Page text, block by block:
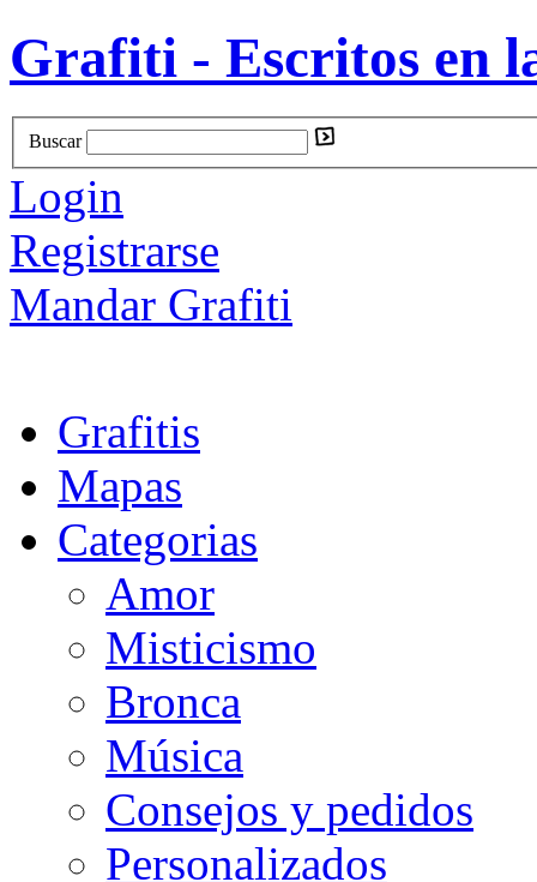
Grafiti - Escritos en
Buscar
Login
Registrarse
Mandar Grafiti
Grafitis
Mapas
Categorias
Amor
Misticismo
Bronca
Música
Consejos y pedidos
Personalizados